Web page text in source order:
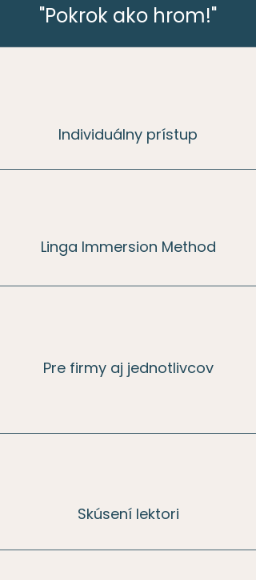
"Pokrok ako hrom!"
Individuálny prístup
Linga Immersion Method
Pre firmy aj jednotlivcov
Skúsení lektori